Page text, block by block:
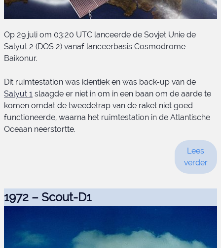
Salyut 2
Op 29 juli om 03:20 UTC lanceerde de Sovjet Unie de
Salyut 2 (DOS 2) vanaf lanceerbasis Cosmodrome
Baikonur.
Dit ruimtestation was identiek en was back-up van de
Salyut 1 slaagde er niet in om in een baan om de aarde te
komen omdat de tweedetrap van de raket niet goed
functioneerde, waarna het ruimtestation in de Atlantische
Oceaan neerstortte.
1972 – Scout-D1